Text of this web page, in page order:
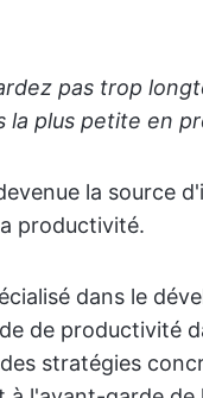
pas trop
la plus petite en
la source
productivité.
dans le
de productivité
stratégies